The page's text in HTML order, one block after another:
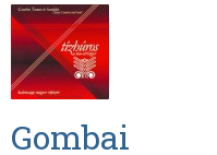
Gombai